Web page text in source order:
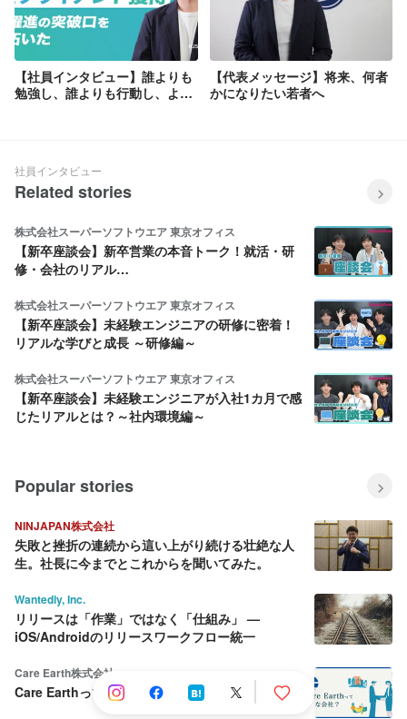
【社員インタビュー】誰よりも
勉強し、誰よりも行動し、よう
【代表メッセージ】将来、何者
かになりたい若者へ
社員インタビュー
Related stories
株式会社スーパーソフトウエア 東京オフィス
【新卒座談会】新卒営業の本音トーク！就活・研
修・会社のリアル…
株式会社スーパーソフトウエア 東京オフィス
【新卒座談会】未経験エンジニアの研修に密着！
リアルな学びと成長 ～研修編～
株式会社スーパーソフトウエア 東京オフィス
【新卒座談会】未経験エンジニアが入社1カ月で感
じたリアルとは？～社内環境編～
Popular stories
NINJAPAN株式会社
失敗と挫折の連続から這い上がり続ける壮絶な人
生。社長に今までとこれからを聞いてみた。
Wantedly, Inc.
リリースは「作業」ではなく「仕組み」 —
iOS/Androidのリリースワークフロー統一
Care Earth株式会社
Care Earthって何をしている会社？